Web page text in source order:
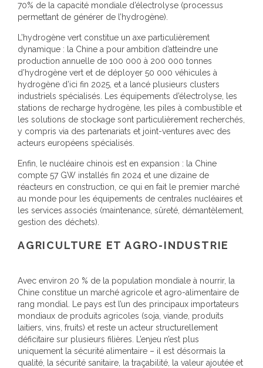
70% de la capacité mondiale d’électrolyse (processus
permettant de générer de l’hydrogène).
L’hydrogène vert constitue un axe particulièrement
dynamique : la Chine a pour ambition d’atteindre une
production annuelle de 100 000 à 200 000 tonnes
d’hydrogène vert et de déployer 50 000 véhicules à
hydrogène d’ici fin 2025, et a lancé plusieurs clusters
industriels spécialisés. Les équipements d’électrolyse, les
stations de recharge hydrogène, les piles à combustible et
les solutions de stockage sont particulièrement recherchés,
y compris via des partenariats et joint-ventures avec des
acteurs européens spécialisés.
Enfin, le nucléaire chinois est en expansion : la Chine
compte 57 GW installés fin 2024 et une dizaine de
réacteurs en construction, ce qui en fait le premier marché
au monde pour les équipements de centrales nucléaires et
les services associés (maintenance, sûreté, démantèlement,
gestion des déchets).
AGRICULTURE ET AGRO-INDUSTRIE
Avec environ 20 % de la population mondiale à nourrir, la
Chine constitue un marché agricole et agro-alimentaire de
rang mondial. Le pays est l’un des principaux importateurs
mondiaux de produits agricoles (soja, viande, produits
laitiers, vins, fruits) et reste un acteur structurellement
déficitaire sur plusieurs filières. L’enjeu n’est plus
uniquement la sécurité alimentaire – il est désormais la
qualité, la sécurité sanitaire, la traçabilité, la valeur ajoutée et